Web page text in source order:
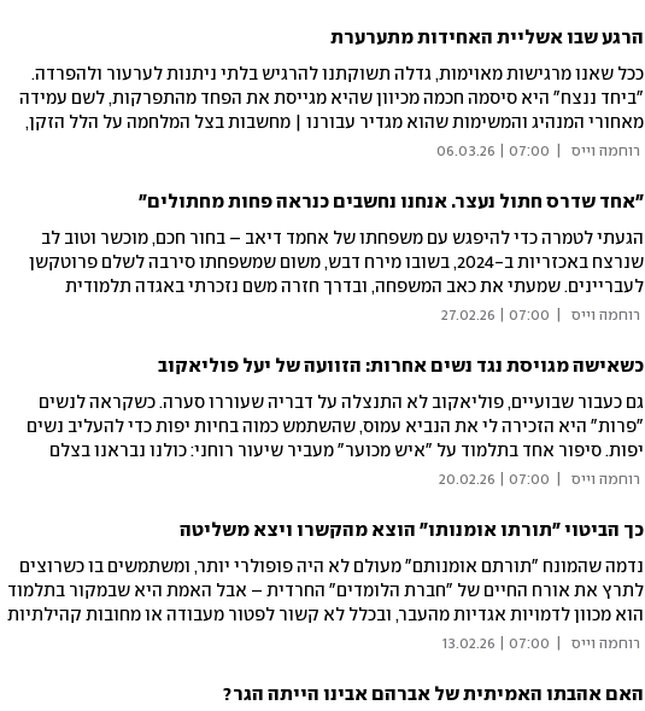
הרגע שבו אשליית האחידות מתערערת
ככל שאנו מרגישות מאוימות, גדלה תשוקתנו להרגיש בלתי ניתנות לערעור ולהפרדה.
"ביחד ננצח" היא סיסמה חכמה מכיוון שהיא מגייסת את הפחד מהתפרקות, לשם עמידה
מאחורי המנהיג והמשימות שהוא מגדיר עבורנו | מחשבות בצל המלחמה על הלל הזקן,
שבחר לתמצת את התורה דווקא בארמית, והקשר ל"אינשאללה" של לוסי אהריש
רוחמה וייס 07:00 | 06.03.26
"אחד שדרס חתול נעצר. אנחנו נחשבים כנראה פחות מחתולים"
הגעתי לטמרה כדי להיפגש עם משפחתו של אחמד דיאב – בחור חכם, מוכשר וטוב לב
שנרצח באכזריות ב-2024, בשובו מירח דבש, משום שמשפחתו סירבה לשלם פרוטקשן
לעבריינים. שמעתי את כאב המשפחה, ובדרך חזרה משם נזכרתי באגדה תלמודית
שמדגישה את החובה לדאוג לכל יושבי הארץ. כולנו ראויים לחיים של שקט וכבוד
רוחמה וייס 07:00 | 27.02.26
כשאישה מגויסת נגד נשים אחרות: הזוועה של יעל פוליאקוב
גם כעבור שבועיים, פוליאקוב לא התנצלה על דבריה שעוררו סערה. כשקראה לנשים
"פרות" היא הזכירה לי את הנביא עמוס, שהשתמש כמוה בחיות יפות כדי להעליב נשים
יפות. סיפור אחד בתלמוד על "איש מכוער" מעביר שיעור רוחני: כולנו נבראנו בצלם
אלוהים. יופי וכיעור הם מוסכמות חברתיות ותו לא
רוחמה וייס 07:00 | 20.02.26
כך הביטוי "תורתו אומנותו" הוצא מהקשרו ויצא משליטה
נדמה שהמונח "תורתם אומנותם" מעולם לא היה פופולרי יותר, ומשתמשים בו כשרוצים
לתרץ את אורח החיים של "חברת הלומדים" החרדית – אבל האמת היא שבמקור בתלמוד
הוא מכוון לדמויות אגדיות מהעבר, ובכלל לא קשור לפטור מעבודה או מחובות קהילתיות
אחרות
רוחמה וייס 07:00 | 13.02.26
האם אהבתו האמיתית של אברהם אבינו הייתה הגר?